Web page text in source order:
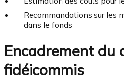
Recommandations sur les
dans le fonds
Encadrement du
fidéicommis